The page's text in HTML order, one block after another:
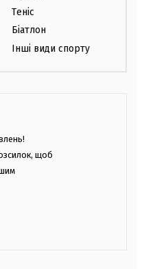
Теніс
Біатлон
Інші види спорту
щоб